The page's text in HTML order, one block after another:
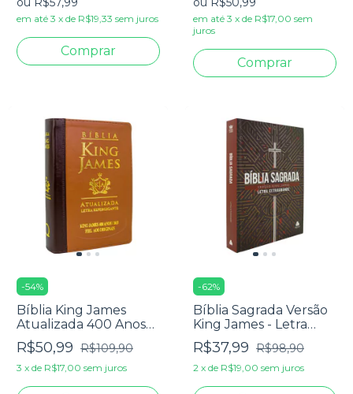
em até 3 x de R$19,33 sem juros em até 3 x de R$17,00 sem
juros
-54%
Bíblia King James
Atualizada 400 Anos
Letra Hipergigante -
Luxo Marrom Bicolor
R$50,99 R$109,90
3 x de R$17,00 sem juros
-62%
Bíblia Sagrada Versão
King James - Letra
Extragrande - Capa
Dura Modelo: Verdade
R$37,99 R$98,90
2 x de R$19,00 sem juros